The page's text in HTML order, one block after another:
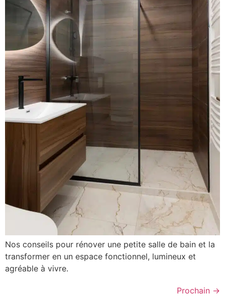
Nos conseils pour rénover une petite salle de bain et la
transformer en un espace fonctionnel, lumineux et
agréable à vivre.
Prochain →